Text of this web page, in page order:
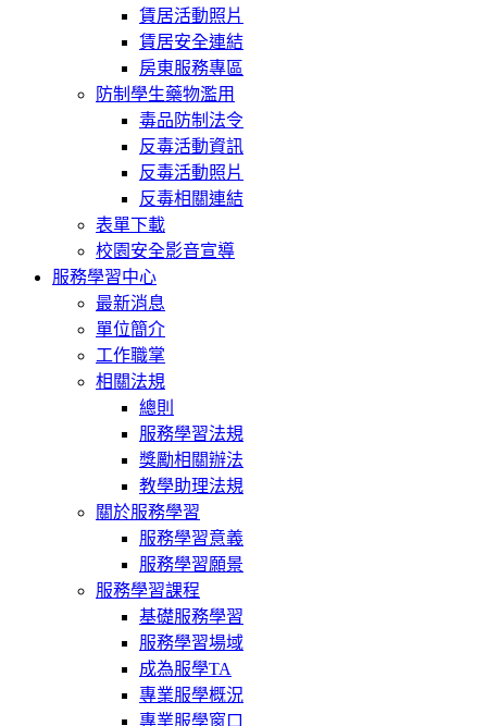
賃居活動照片
賃居安全連結
房東服務專區
防制學生藥物濫用
毒品防制法令
反毒活動資訊
反毒活動照片
反毒相關連結
表單下載
校園安全影音宣導
服務學習中心
最新消息
單位簡介
工作職掌
相關法規
總則
服務學習法規
獎勵相關辦法
教學助理法規
關於服務學習
服務學習意義
服務學習願景
服務學習課程
基礎服務學習
服務學習場域
成為服學TA
專業服學概況
專業服學窗口